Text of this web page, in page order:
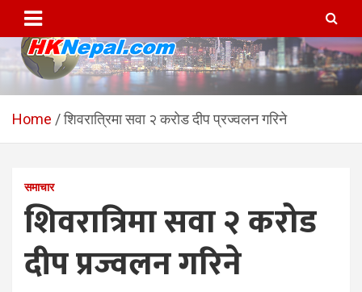
content
HKNepal.com – हङकङबाट
सञ्चालित पहिलो नेपाली अनलाईन
hknepal, hknepal.com, hk nepal, hk nepal com
Home शिवरात्रिमा सवा २ करोड दीप प्रज्वलन गरिने
समाचार
शिवरात्रिमा सवा २ करोड
दीप प्रज्वलन गरिने